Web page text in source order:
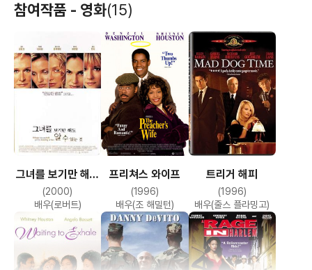
참여작품 - 영화(15)
그녀를 보기만 해도
알 수 있는 것
(2000)
배우(로버트)
프리쳐스 와이프
(1996)
배우(조 해밀턴)
트리거 해피
(1996)
배우(줄스 플라밍고)